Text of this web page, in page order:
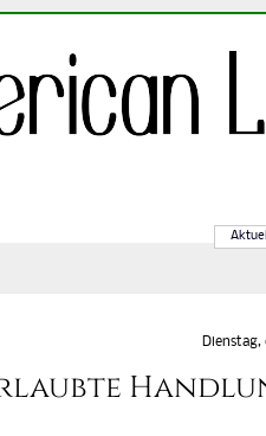
Aktuell
Dienstag,